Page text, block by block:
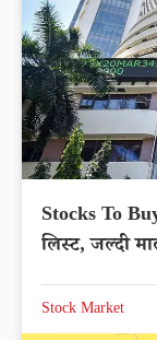
Stocks To
लिस्ट, जल्दी
Stock Market